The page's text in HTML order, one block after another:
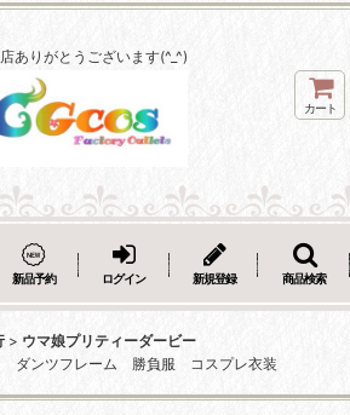
ありがとうございます(^_^)
カート
新品予約 ログイン 新規登録 商品検索
> ウマ娘プリティーダービー
ダンツフレーム 勝負服 コスプレ衣装